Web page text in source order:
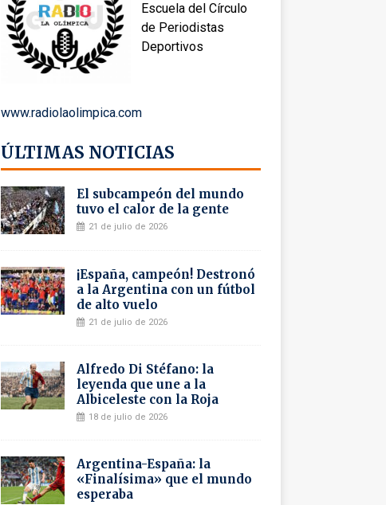
Escuela del Círculo
de Periodistas
Deportivos
www.radiolaolimpica.com
ÚLTIMAS NOTICIAS
El subcampeón del mundo
tuvo el calor de la gente
21 de julio de 2026
¡España, campeón! Destronó
a la Argentina con un fútbol
de alto vuelo
21 de julio de 2026
Alfredo Di Stéfano: la
leyenda que une a la
Albiceleste con la Roja
18 de julio de 2026
Argentina-España: la
«Finalísima» que el mundo
esperaba